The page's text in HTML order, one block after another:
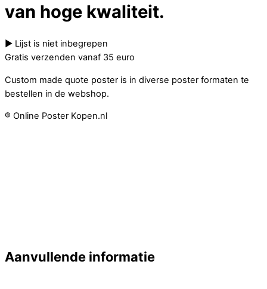
van hoge kwaliteit.
► Lijst is niet inbegrepen
Gratis verzenden vanaf 35 euro
Custom made quote poster is in diverse poster formaten te
bestellen in de webshop.
® Online Poster Kopen.nl
Aanvullende informatie